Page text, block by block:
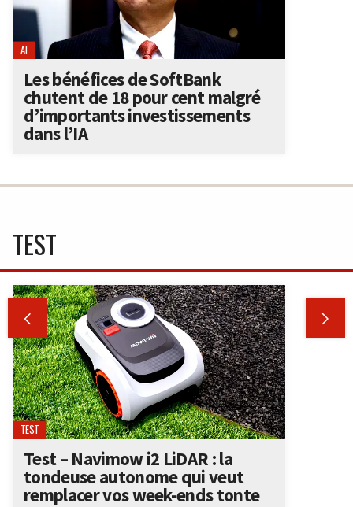
AI
Les bénéfices de SoftBank
chutent de 18 pour cent malgré
d’importants investissements
dans l’IA
TEST
 
TEST
Test – Navimow i2 LiDAR : la
tondeuse autonome qui veut
remplacer vos week-ends tonte